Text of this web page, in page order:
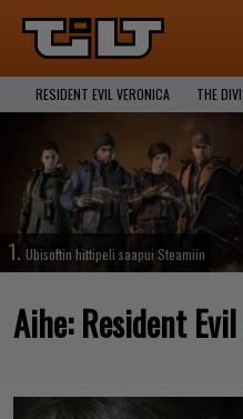
RESIDENT EVIL VERONICA THE
1. Ubisoftin hittipeli saapui Steamiin
Aihe:Resident